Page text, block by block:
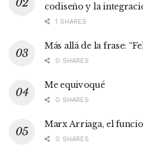
codiseño y la
1 SHARES
Más allá de la frase:
0 SHARES
Me equivoqué
0 SHARES
Marx Arriaga, el
0 SHARES